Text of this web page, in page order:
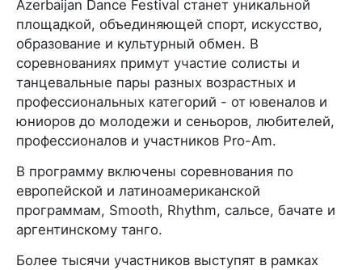
Azerbaijan Dance Festival станет уникальной
площадкой, объединяющей спорт, искусство,
образование и культурный обмен. В
соревнованиях примут участие солисты и
танцевальные пары разных возрастных и
профессиональных категорий - от ювеналов и
юниоров до молодежи и сеньоров, любителей,
профессионалов и участников Pro-Am.
В программу включены соревнования по
европейской и латиноамериканской
программам, Smooth, Rhythm, сальсе, бачате и
аргентинскому танго.
Более тысячи участников выступят в рамках